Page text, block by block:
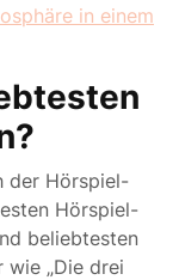
in einem
der Hörspiel-
Hörspiel-
beliebtesten
wie „Die drei